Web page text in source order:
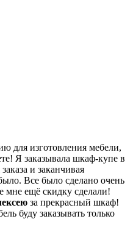
для изготовления мебели,
Я заказывала шкаф-купе в
и заканчивая
Все было сделано очень
мне ещё скидку сделали!
за прекрасный шкаф!
буду заказывать только